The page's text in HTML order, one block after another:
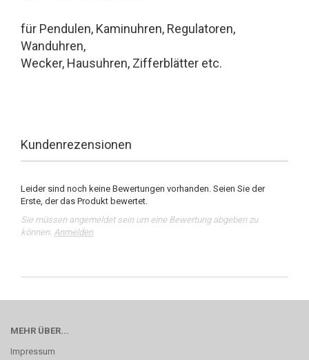
für Pendulen, Kaminuhren, Regulatoren,
Wanduhren,
Wecker, Hausuhren, Zifferblätter etc.
Kundenrezensionen
Leider sind noch keine Bewertungen vorhanden. Seien Sie der
Erste, der das Produkt bewertet.
Sie müssen angemeldet sein um eine Bewertung abgeben zu
können. Anmelden
MEHR ÜBER...
Impressum